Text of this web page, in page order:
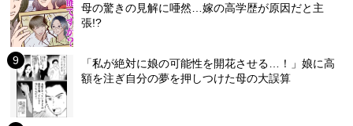
母の驚きの見解に唖然…嫁の高学歴が原因だと主
張!?
「私が絶対に娘の可能性を開花させる…！」娘に高
額を注ぎ自分の夢を押しつけた母の大誤算